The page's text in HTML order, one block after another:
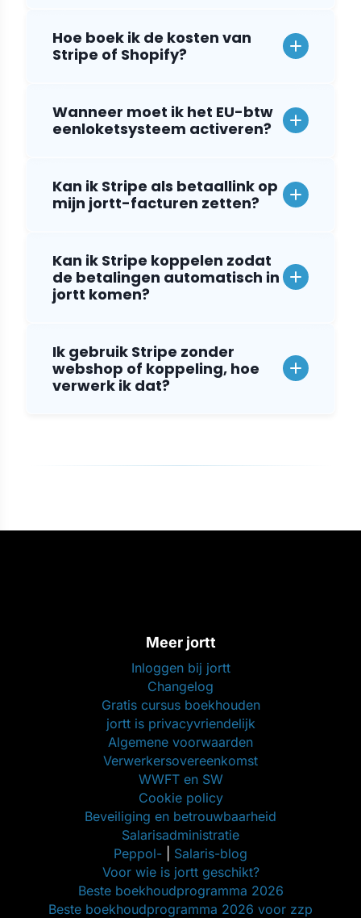
Hoe boek ik de kosten van
Stripe of Shopify?
Wanneer moet ik het EU-btw
eenloketsysteem activeren?
Kan ik Stripe als betaallink op
mijn jortt-facturen zetten?
Kan ik Stripe koppelen zodat
de betalingen automatisch in
jortt komen?
Ik gebruik Stripe zonder
webshop of koppeling, hoe
verwerk ik dat?
Meer jortt
Inloggen bij jortt
Changelog
Gratis cursus boekhouden
jortt is privacyvriendelijk
Algemene voorwaarden
Verwerkersovereenkomst
WWFT en SW
Cookie policy
Beveiliging en betrouwbaarheid
Salarisadministratie
Peppol-
Salaris-blog
Voor wie is jortt geschikt?
Beste boekhoudprogramma 2026
Beste boekhoudprogramma 2026 voor zzp